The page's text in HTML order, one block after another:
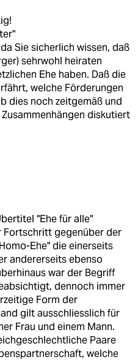
Sie sicherlich wissen, daß
sehrwohl heiraten
Ehe haben. Daß die
welche Förderungen
dies noch zeitgemäß und
diskutiert
"Ehe für alle"
Fortschritt gegenüber der
Ehe" die einerseits
andererseits ebenso
war der Begriff
dennoch immer
Form der
gilt ausschliesslich für
Frau und einem Mann.
Paare
welche